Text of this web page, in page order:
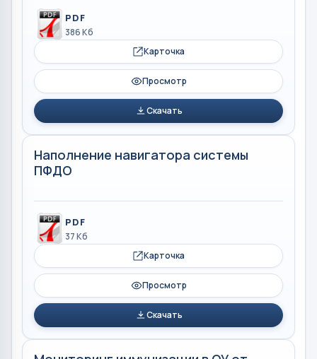
PDF
386 Кб
Карточка
Просмотр
Скачать
Наполнение навигатора системы
ПФДО
PDF
37 Кб
Карточка
Просмотр
Скачать